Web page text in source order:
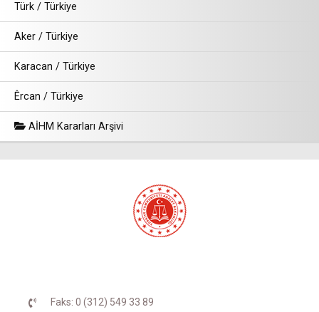
Türk / Türkiye
Aker / Türkiye
Karacan / Türkiye
Êrcan / Türkiye
AİHM Kararları Arşivi
Faks: 0 (312) 549 33 89